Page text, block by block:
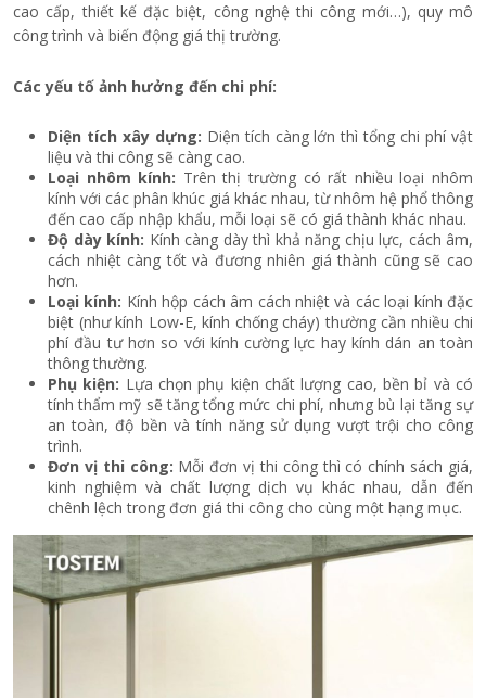
cao cấp, thiết kế đặc biệt, công nghệ thi công mới…), quy mô
công trình và biến động giá thị trường.
Các yếu tố ảnh hưởng đến chi phí:
Diện tích xây dựng: Diện tích càng lớn thì tổng chi phí vật
liệu và thi công sẽ càng cao.
Loại nhôm kính: Trên thị trường có rất nhiều loại nhôm
kính với các phân khúc giá khác nhau, từ nhôm hệ phổ thông
đến cao cấp nhập khẩu, mỗi loại sẽ có giá thành khác nhau.
Độ dày kính: Kính càng dày thì khả năng chịu lực, cách âm,
cách nhiệt càng tốt và đương nhiên giá thành cũng sẽ cao
hơn.
Loại kính: Kính hộp cách âm cách nhiệt và các loại kính đặc
biệt (như kính Low-E, kính chống cháy) thường cần nhiều chi
phí đầu tư hơn so với kính cường lực hay kính dán an toàn
thông thường.
Phụ kiện: Lựa chọn phụ kiện chất lượng cao, bền bỉ và có
tính thẩm mỹ sẽ tăng tổng mức chi phí, nhưng bù lại tăng sự
an toàn, độ bền và tính năng sử dụng vượt trội cho công
trình.
Đơn vị thi công: Mỗi đơn vị thi công thì có chính sách giá,
kinh nghiệm và chất lượng dịch vụ khác nhau, dẫn đến
chênh lệch trong đơn giá thi công cho cùng một hạng mục.